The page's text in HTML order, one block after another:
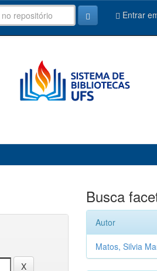
Entrar
Busca
Autor
Matos, Silvia